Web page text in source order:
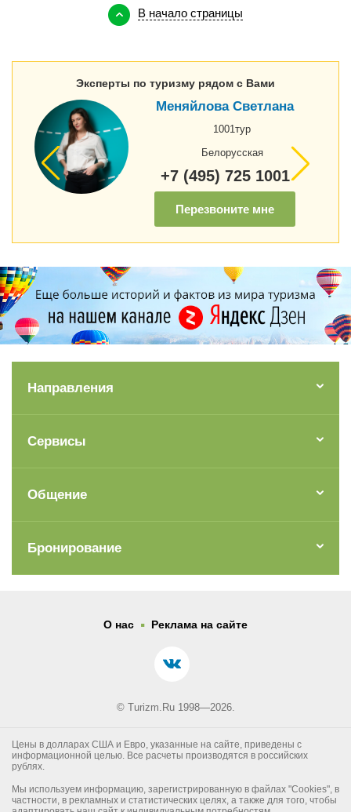
В начало страницы
Эксперты по туризму рядом с Вами
Меняйлова Светлана
1001тур
Белорусская
+7 (495) 725 1001
Перезвоните мне
Направления
Сервисы
Общение
Бронирование
О нас . Реклама на сайте
© Turizm.Ru 1998—2026.
Цены в долларах США и Евро, указанные на сайте, приведены с
информационной целью. Все расчеты производятся в российских
рублях.
Мы используем информацию, зарегистрированную в файлах "Cookies", в
частности, в рекламных и статистических целях, а также для того, чтобы